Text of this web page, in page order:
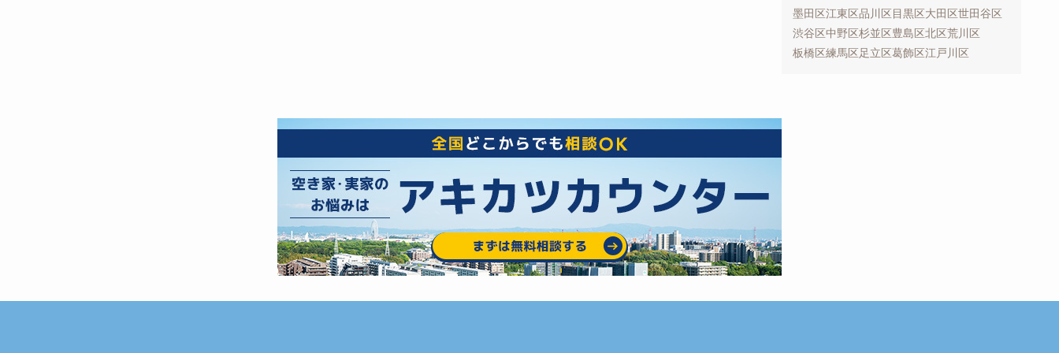
墨田区江東区品川区目黒区大田区世田谷区
渋谷区中野区杉並区豊島区北区荒川区
板橋区練馬区足立区葛飾区江戸川区